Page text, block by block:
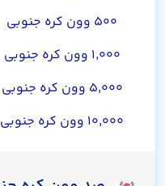
۵۰۰ وون کره جنوبی
۱,۰۰۰ وون کره جنوبی
۵,۰۰۰ وون کره جنوبی
۱۰,۰۰۰ وون کره جنوبی